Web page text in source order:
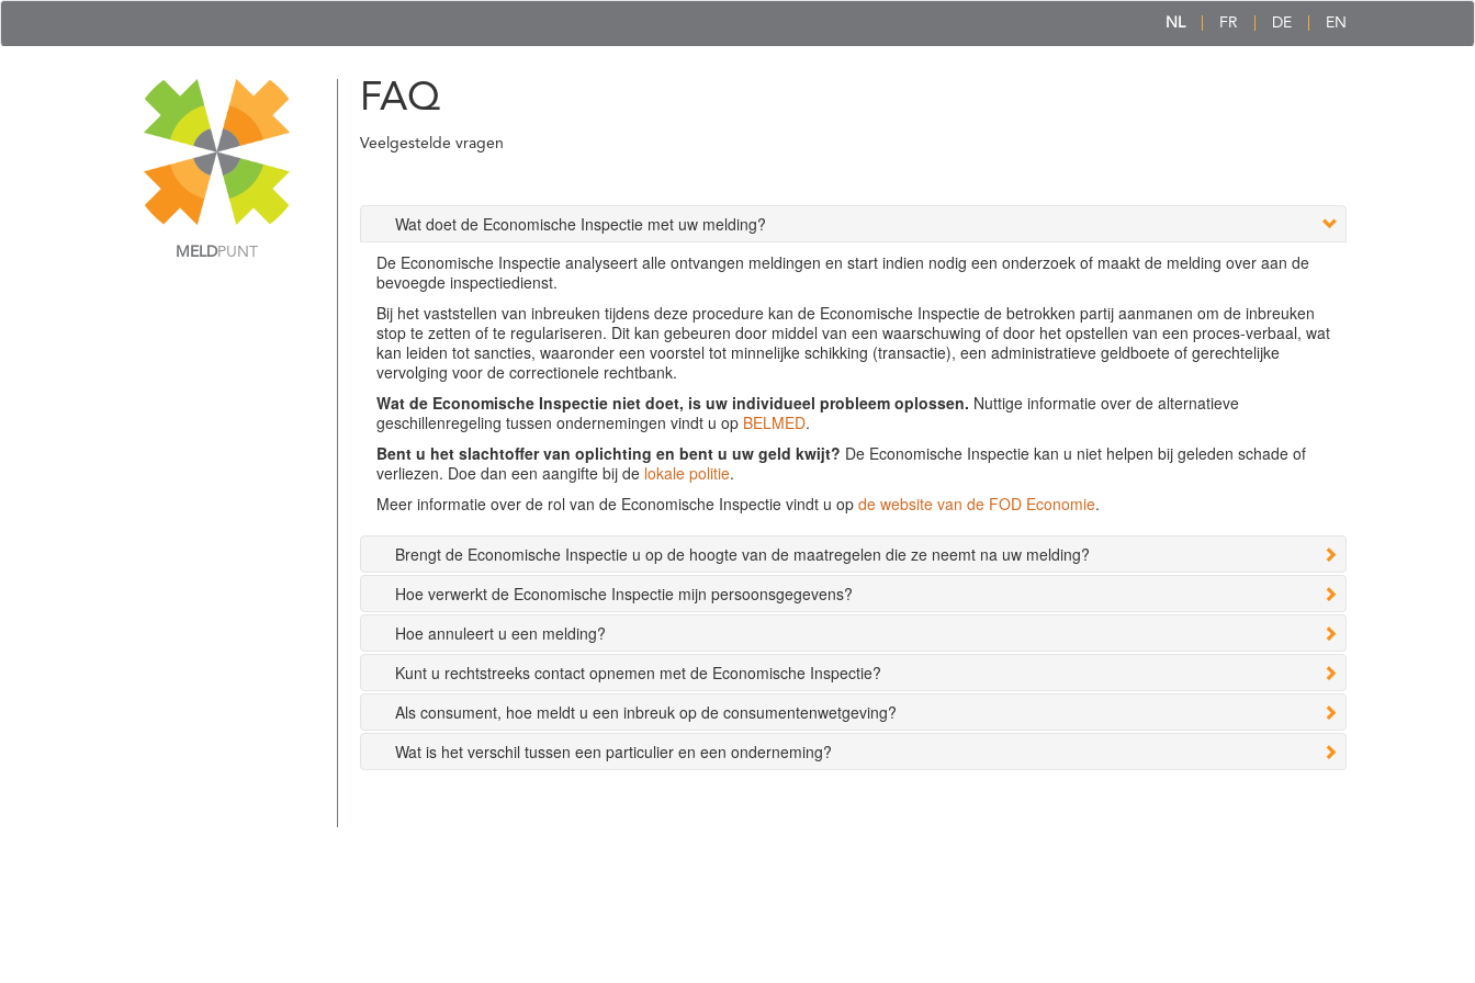
NL FR DE EN
MELDPUNT
FAQ
Veelgestelde vragen
Wat doet de Economische Inspectie met uw melding?
De Economische Inspectie analyseert alle ontvangen meldingen en start indien nodig een onderzoek of maakt de melding over aan de
bevoegde inspectiedienst.
Bij het vaststellen van inbreuken tijdens deze procedure kan de Economische Inspectie de betrokken partij aanmanen om de inbreuken
stop te zetten of te regulariseren. Dit kan gebeuren door middel van een waarschuwing of door het opstellen van een proces-verbaal, wat
kan leiden tot sancties, waaronder een voorstel tot minnelijke schikking (transactie), een administratieve geldboete of gerechtelijke
vervolging voor de correctionele rechtbank.
Wat de Economische Inspectie niet doet, is uw individueel probleem oplossen. Nuttige informatie over de alternatieve
geschillenregeling tussen ondernemingen vindt u op BELMED.
Bent u het slachtoffer van oplichting en bent u uw geld kwijt? De Economische Inspectie kan u niet helpen bij geleden schade of
verliezen. Doe dan een aangifte bij de lokale politie.
Meer informatie over de rol van de Economische Inspectie vindt u op de website van de FOD Economie.
Brengt de Economische Inspectie u op de hoogte van de maatregelen die ze neemt na uw melding?
Hoe verwerkt de Economische Inspectie mijn persoonsgegevens?
Hoe annuleert u een melding?
Kunt u rechtstreeks contact opnemen met de Economische Inspectie?
Als consument, hoe meldt u een inbreuk op de consumentenwetgeving?
Wat is het verschil tussen een particulier en een onderneming?